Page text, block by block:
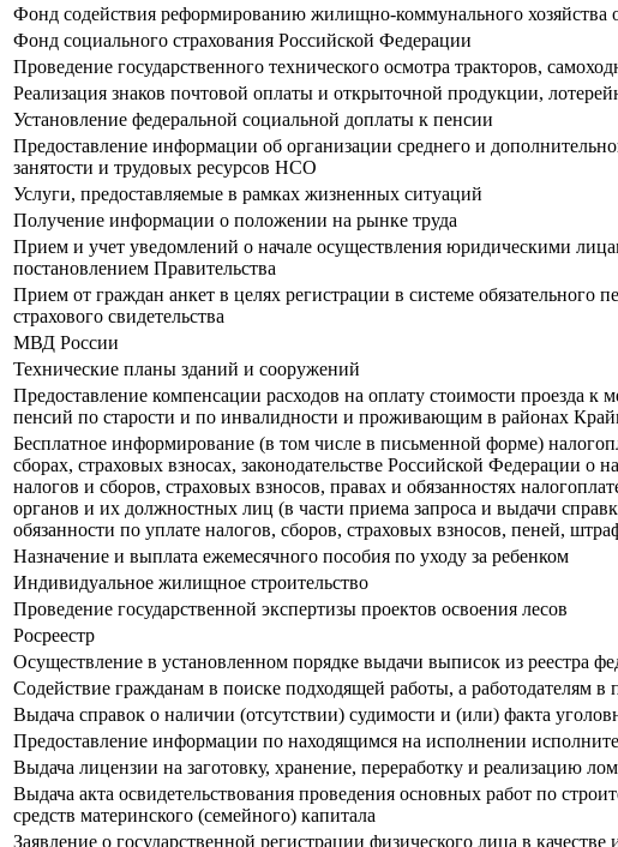
Фонд содействия реформированию жилищно-коммунального хозяйства
Фонд социального страхования Российской Федерации
Проведение государственного технического осмотра тракторов,
Реализация знаков почтовой оплаты и открыточной продукции,
Установление федеральной социальной доплаты к пенсии
Предоставление информации об организации среднего и
занятости и трудовых ресурсов НСО
Услуги, предоставляемые в рамках жизненных ситуаций
Получение информации о положении на рынке труда
Прием и учет уведомлений о начале осуществления юридическими
постановлением Правительства
Прием от граждан анкет в целях регистрации в системе обязательного
страхового свидетельства
МВД России
Технические планы зданий и сооружений
Предоставление компенсации расходов на оплату стоимости проезда
пенсий по старости и по инвалидности и проживающим в районах
Бесплатное информирование (в том числе в письменной форме)
сборах, страховых взносах, законодательстве Российской Федерации
налогов и сборов, страховых взносов, правах и обязанностях
органов и их должностных лиц (в части приема запроса и выдачи
обязанности по уплате налогов, сборов, страховых взносов, пеней,
Назначение и выплата ежемесячного пособия по уходу за ребенком
Индивидуальное жилищное строительство
Проведение государственной экспертизы проектов освоения лесов
Росреестр
Осуществление в установленном порядке выдачи выписок из реестра
Содействие гражданам в поиске подходящей работы, а работодателям в
Выдача справок о наличии (отсутствии) судимости и (или) факта
Предоставление информации по находящимся на исполнении
Выдача лицензии на заготовку, хранение, переработку и реализацию
Выдача акта освидетельствования проведения основных работ по
средств материнского (семейного) капитала
Заявление о государственной регистрации физического лица в